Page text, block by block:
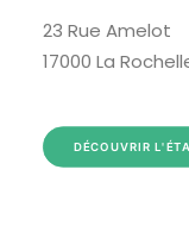
23 Rue Amelot
17000 La
DÉCOUVRIR